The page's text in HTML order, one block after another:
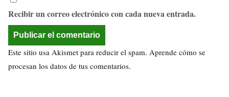
Recibir un correo electrónico con cada nueva entrada.
Este sitio usa Akismet para reducir el spam. Aprende cómo se
procesan los datos de tus comentarios.